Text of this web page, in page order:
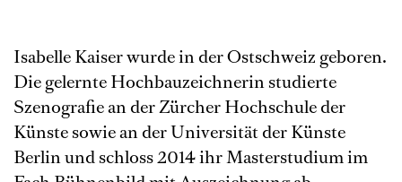
Isabelle Kaiser wurde in der Ostschweiz geboren.
Die gelernte Hochbauzeichnerin studierte
Szenografie an der Zürcher Hochschule der
Künste sowie an der Universität der Künste
Berlin und schloss 2014 ihr Masterstudium im